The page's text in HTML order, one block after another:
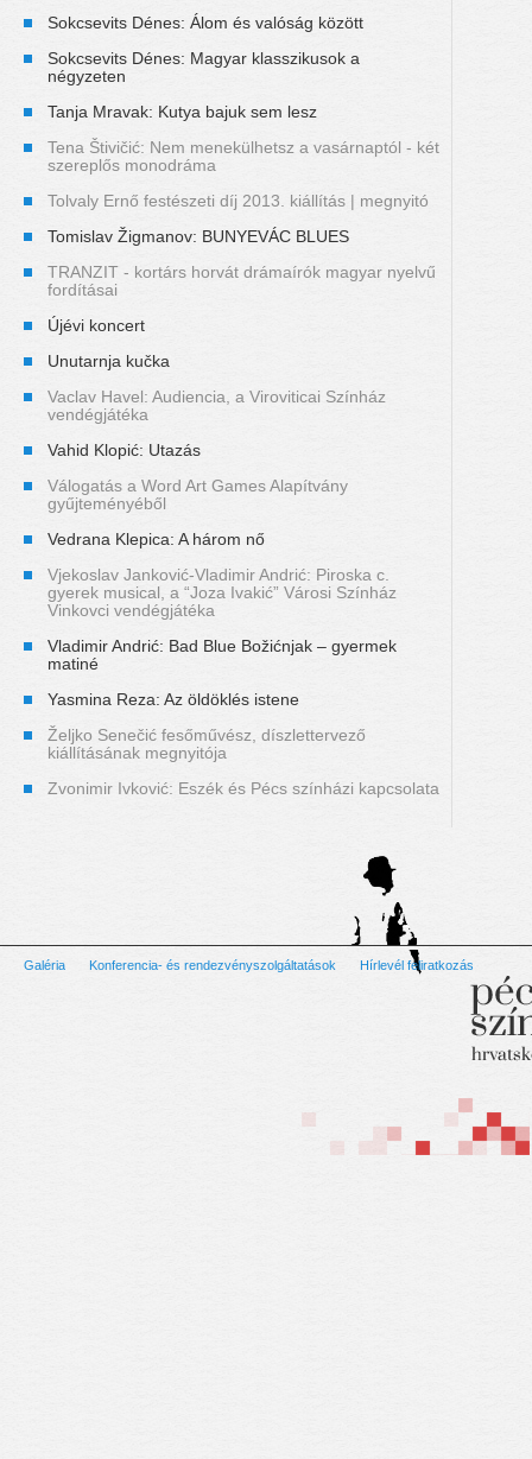
Sokcsevits Dénes: Álom és valóság között
Sokcsevits Dénes: Magyar klasszikusok a
négyzeten
Tanja Mravak: Kutya bajuk sem lesz
Tena Štivičić: Nem menekülhetsz a vasárnaptól - két
szereplős monodráma
Tolvaly Ernő festészeti díj 2013. kiállítás | megnyitó
Tomislav Žigmanov: BUNYEVÁC BLUES
TRANZIT - kortárs horvát drámaírók magyar nyelvű
fordításai
Újévi koncert
Unutarnja kučka
Vaclav Havel: Audiencia, a Viroviticai Színház
vendégjátéka
Vahid Klopić: Utazás
Válogatás a Word Art Games Alapítvány
gyűjteményéből
Vedrana Klepica: A három nő
Vjekoslav Janković-Vladimir Andrić: Piroska c.
gyerek musical, a “Joza Ivakić” Városi Színház
Vinkovci vendégjátéka
Vladimir Andrić: Bad Blue Božićnjak – gyermek
matiné
Yasmina Reza: Az öldöklés istene
Željko Senečić fesőművész, díszlettervező
kiállításának megnyitója
Zvonimir Ivković: Eszék és Pécs színházi kapcsolata
Galéria Konferencia- és rendezvényszolgáltatások Hírlevél feliratkozás